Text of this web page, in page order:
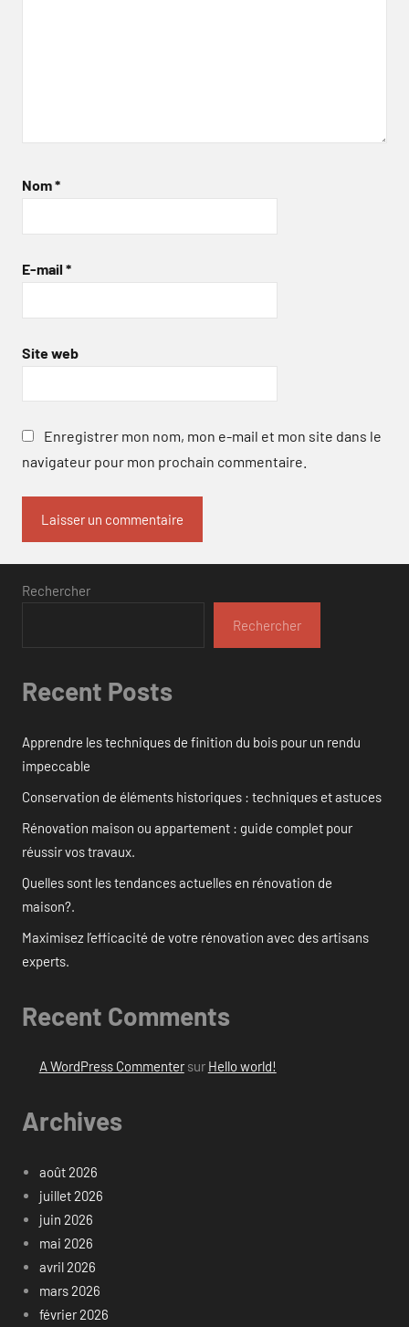
Nom*
E-mail *
Site web
Enregistrer mon nom, mon e-mail et mon site dans le
navigateur pour mon prochain commentaire.
Rechercher
Rechercher
Recent Posts
Apprendre les techniques de finition du bois pour un rendu
impeccable
Conservation de éléments historiques : techniques et astuces
Rénovation maison ou appartement : guide complet pour
réussir vos travaux.
Quelles sont les tendances actuelles en rénovation de
maison?.
Maximisez l’efficacité de votre rénovation avec des artisans
experts.
Recent Comments
A WordPress Commentersur Hello world!
Archives
août 2026
juillet 2026
juin 2026
mai 2026
avril 2026
mars 2026
février 2026